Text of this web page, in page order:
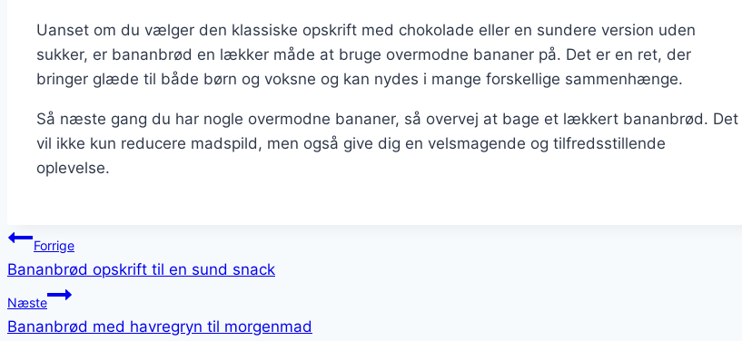
Uanset om du vælger den klassiske opskrift med chokolade eller en sundere version uden
sukker, er bananbrød en lækker måde at bruge overmodne bananer på. Det er en ret, der
bringer glæde til både børn og voksne og kan nydes i mange forskellige sammenhænge.
Så næste gang du har nogle overmodne bananer, så overvej at bage et lækkert bananbrød. Det
vil ikke kun reducere madspild, men også give dig en velsmagende og tilfredsstillende
oplevelse.
Indlægsnavigation
Forrige
Bananbrød opskrift til en sund snack
Næste
Bananbrød med havregryn til morgenmad